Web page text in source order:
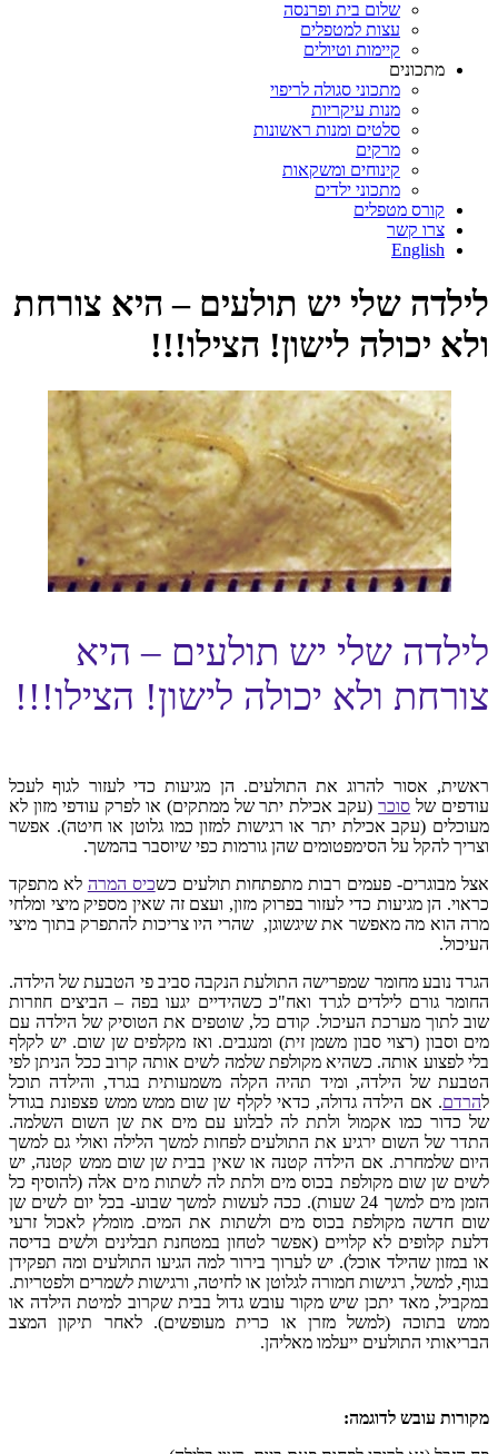
שלום בית ופרנסה
עצות למטפלים
קיימות וטיולים
מתכונים
מתכוני סגולה לריפוי
מנות עיקריות
סלטים ומנות ראשונות
מרקים
קינוחים ומשקאות
מתכוני ילדים
קורס מטפלים
צרו קשר
English
לילדה שלי יש תולעים – היא צורחת
ולא יכולה לישון! הצילו!!!
לילדה שלי יש תולעים – היא
צורחת ולא יכולה לישון! הצילו!!!
ראשית, אסור להרוג את התולעים. הן מגיעות כדי לעזור לגוף לעכל
עודפים של סוכר(עקב אכילת יתר של ממתקים) או לפרק עודפי מזון לא
מעוכלים (עקב אכילת יתר או רגישות למזון כמו גלוטן או חיטה). אפשר
וצריך להקל על הסימפטומים שהן גורמות כפי שיוסבר בהמשך.
אצל מבוגרים- פעמים רבות מתפתחות תולעים כשכיס המרה לא מתפקד
כראוי. הן מגיעות כדי לעזור בפרוק מזון, ועצם זה שאין מספיק מיצי ומלחי
מרה הוא מה מאפשר את שיגשוגן, שהרי היו צריכות להתפרק בתוך מיצי
העיכול.
הגרד נובע מחומר שמפרישה התולעת הנקבה סביב פי הטבעת של הילדה.
החומר גורם לילדים לגרד ואח"כ כשהידיים יגעו בפה – הביצים חוזרות
שוב לתוך מערכת העיכול. קודם כל, שוטפים את הטוסיק של הילדה עם
מים וסבון (רצוי סבון משמן זית) ומנגבים. ואז מקלפים שן שום. יש לקלף
בלי לפצוע אותה. כשהיא מקולפת שלמה לשים אותה קרוב ככל הניתן לפי
הטבעת של הילדה, ומיד תהיה הקלה משמעותית בגרד, והילדה תוכל
להרדם. אם הילדה גדולה, כדאי לקלף שן שום ממש ממש פצפונת בגודל
של כדור כמו אקמול ולתת לה לבלוע עם מים את שן השום השלמה.
התדר של השום ירגיע את התולעים לפחות למשך הלילה ואולי גם למשך
היום שלמחרת. אם הילדה קטנה או שאין בבית שן שום ממש קטנה, יש
לשים שן שום מקולפת בכוס מים ולתת לה לשתות מים אלה (להוסיף כל
הזמן מים למשך 24 שעות). ככה לעשות למשך שבוע- בכל יום לשים שן
שום חדשה מקולפת בכוס מים ולשתות את המים. מומלץ לאכול זרעי
דלעת קלופים לא קלויים (אפשר לטחון במטחנת תבלינים ולשים בדיסה
או במזון שהילד אוכל). יש לערוך בירור למה הגיעו התולעים ומה תפקידן
בגוף, למשל, רגישות חמורה לגלוטן או לחיטה, ורגישות לשמרים ולפטריות.
במקביל, מאד יתכן שיש מקור עובש גדול בבית שקרוב למיטת הילדה או
ממש בתוכה (למשל מזרן או כרית מעופשים). לאחר תיקון המצב
הבריאותי התולעים ייעלמו מאליהן.
מקורות עובש לדוגמה: